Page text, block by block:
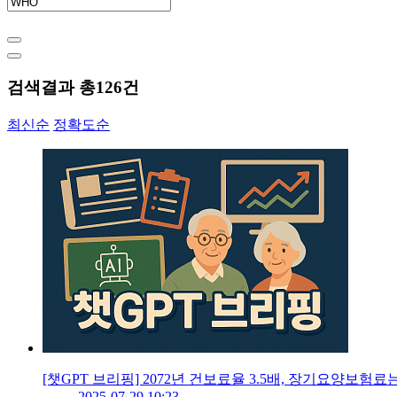
검색결과 총126건
최신순 정확도순
[챗GPT 브리핑] 2072년 건보료율 3.5배, 장기요양보험료